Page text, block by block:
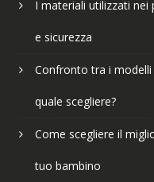
I materiali utilizzati nei
e sicurezza
Confronto tra i modelli
quale scegliere?
Come scegliere il
tuo bambino